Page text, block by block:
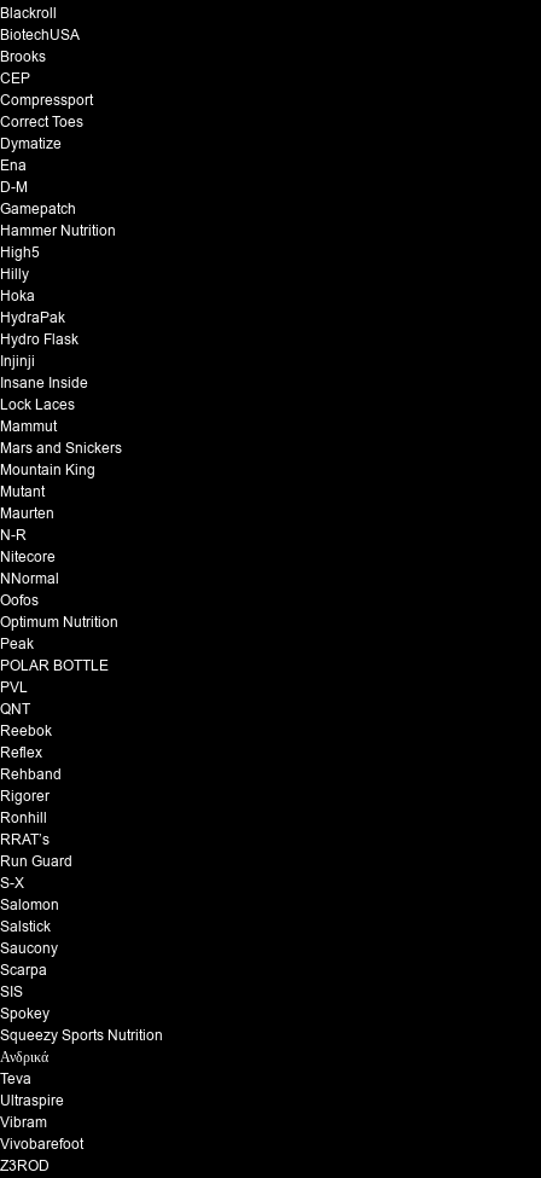
Blackroll
BiotechUSA
Brooks
CEP
Compressport
Correct Toes
Dymatize
Ena
D-M
Gamepatch
Hammer Nutrition
High5
Hilly
Hoka
HydraPak
Hydro Flask
Injinji
Insane Inside
Lock Laces
Mammut
Mars and Snickers
Mountain King
Mutant
Maurten
N-R
Nitecore
NNormal
Oofos
Optimum Nutrition
Peak
POLAR BOTTLE
PVL
QNT
Reebok
Reflex
Rehband
Rigorer
Ronhill
RRAT’s
Run Guard
S-X
Salomon
Salstick
Saucony
Scarpa
SIS
Spokey
Squeezy Sports Nutrition
Ανδρικά
Teva
Ultraspire
Vibram
Vivobarefoot
Z3ROD